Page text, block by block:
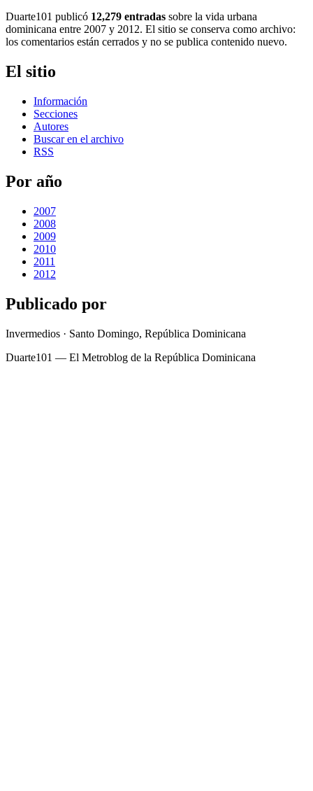
Duarte101 publicó 12,279 entradas sobre la vida urbana
dominicana entre 2007 y 2012. El sitio se conserva como archivo:
los comentarios están cerrados y no se publica contenido nuevo.
El sitio
Información
Secciones
Autores
Buscar en el archivo
RSS
Por año
2007
2008
2009
2010
2011
2012
Publicado por
Invermedios · Santo Domingo, República Dominicana
Duarte101 — El Metroblog de la República Dominicana